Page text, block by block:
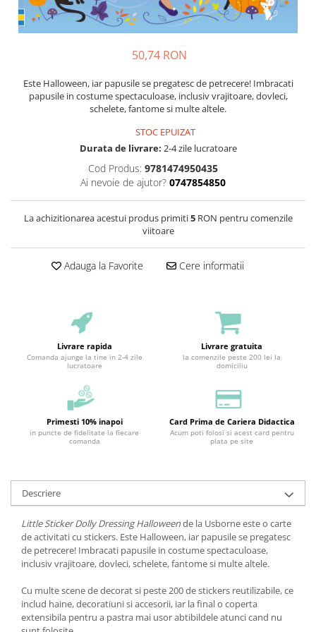
50,74 RON
Este Halloween, iar papusile se pregatesc de petrecere! Imbracati
papusile in costume spectaculoase, inclusiv vrajitoare, dovleci,
schelete, fantome si multe altele.
STOC EPUIZAT
Durata de livrare: 2-4 zile lucratoare
Cod Produs: 9781474950435
Ai nevoie de ajutor? 0747854850
La achizitionarea acestui produs primiti5RON pentru comenzile
viitoare
Adauga la Favorite Cere informatii
Livrare rapida
Comanda ajunge la tine in 2-4 zile
lucratoare
Livrare gratuita
la comenzile peste 200 lei la
domiciliu
Primesti 10% inapoi
in puncte de fidelitate la fiecare
comanda
Card Prima de Cariera Didactica
Acum poti folosi si acest card pentru
plata pe site
Descriere
Little Sticker Dolly Dressing Halloweende la Usborne este o carte
de activitati cu stickers. Este Halloween, iar papusile se pregatesc
de petrecere! Imbracati papusile in costume spectaculoase,
inclusiv vrajitoare, dovleci, schelete, fantome si multe altele.
Cu multe scene de decorat si peste 200 de stickers reutilizabile, ce
includ haine, decoratiuni si accesorii, iar la final o coperta
extensibila pentru a pastra mai usor abtibildele atunci cand nu